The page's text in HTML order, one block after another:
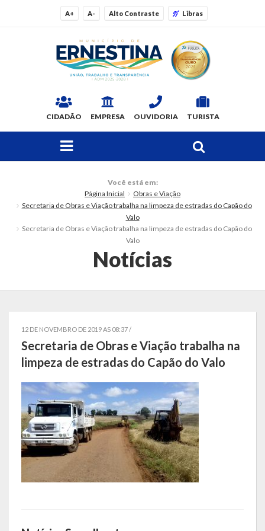
A+ A- Alto Contraste Libras
CIDADÃO EMPRESA OUVIDORIA TURISTA
Dados Gerais
Ex-prefeitos
Telefones Úteis
Secretarias
Estrutura organizacional
Administração
Assistência Social
Educação, Cultura, Desporto e Turismo
Você está em:
Página Inicial
Obras e Viação
Secretaria de Obras e Viação trabalha na limpeza de estradas do Capão do
Valo
Secretaria de Obras e Viação trabalha na limpeza de estradas do Capão do
Valo
Notícias
12 DE NOVEMBRO DE 2019 AS 08:37 /
Secretaria de Obras e Viação trabalha na
limpeza de estradas do Capão do Valo